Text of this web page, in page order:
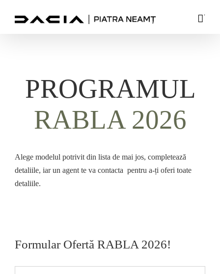
'
PROGRAMUL
RABLA 2026
Alege modelul potrivit din lista de mai jos, completează
detaliile, iar un agent te va contacta pentru a-ți oferi toate
detaliile.
Formular Ofertă RABLA 2026!